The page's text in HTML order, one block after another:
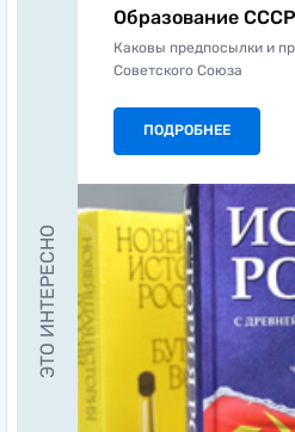
ЭТО ИНТЕРЕСНО
Образование СССР
Каковы предпосылки и
Советского Союза
ПОДРОБНЕЕ